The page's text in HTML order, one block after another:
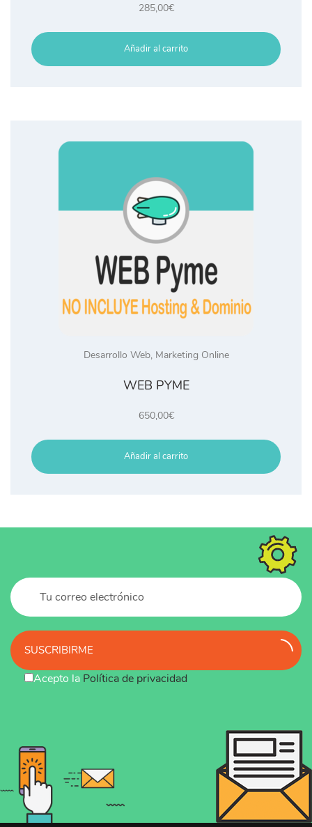
285,00€
Añadir al carrito
Desarrollo Web, Marketing Online
WEB PYME
650,00€
Añadir al carrito
SUSCRIBIRME
Acepto la Política de privacidad